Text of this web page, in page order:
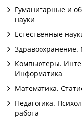
Гуманитарные и
науки
Естественные
Компьютеры.
Информатика
Математика.
Педагогика.
работа